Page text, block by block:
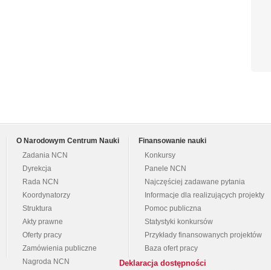
O Narodowym Centrum Nauki
Zadania NCN
Dyrekcja
Rada NCN
Koordynatorzy
Struktura
Akty prawne
Oferty pracy
Zamówienia publiczne
Nagroda NCN
Finansowanie nauki
Konkursy
Panele NCN
Najczęściej zadawane pytania
Informacje dla realizujących projekty
Pomoc publiczna
Statystyki konkursów
Przykłady finansowanych projektów
Baza ofert pracy
Deklaracja dostępności